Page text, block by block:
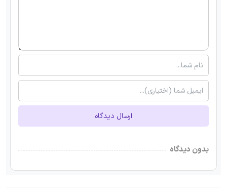
ارسال دیدگاه
بدون دیدگاه